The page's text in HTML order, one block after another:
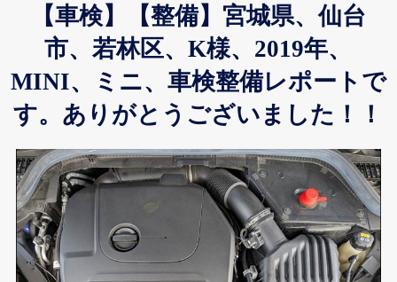
【車検】【整備】宮城県、仙台
市、若林区、K様、2019年、
MINI、ミニ、車検整備レポートで
す。ありがとうございました！！